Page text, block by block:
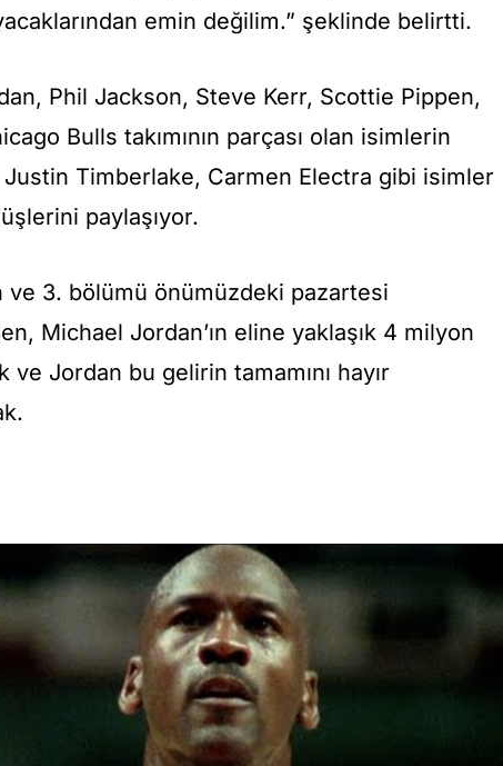
emin değilim.” şeklinde belirtti.
Phil Jackson, Steve Kerr, Scottie Pippen,
Bulls takımının parçası olan isimlerin
Justin Timberlake, Carmen Electra gibi isimler
paylaşıyor.
ve 3. bölümü önümüzdeki pazartesi
Michael Jordan’ın eline yaklaşık 4 milyon
Jordan bu gelirin tamamını hayır